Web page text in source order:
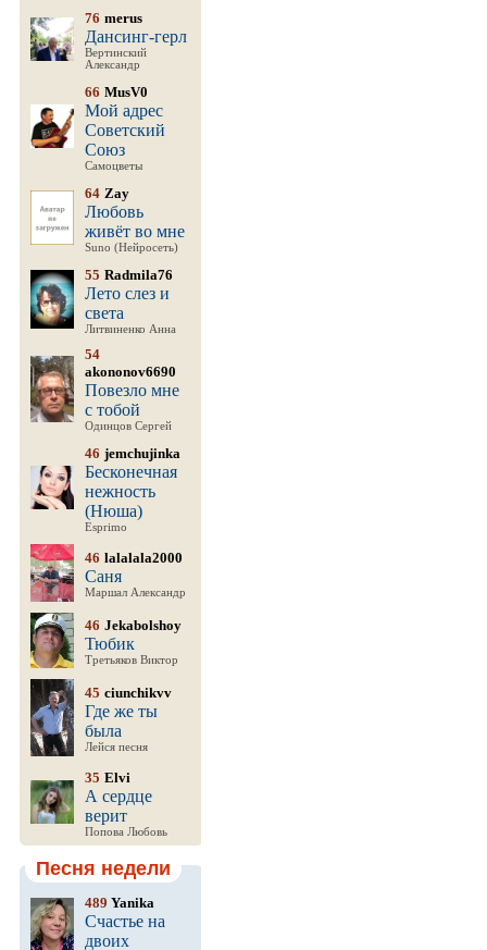
76 merus
Дансинг-герл
Вертинский
Александр
66 MusV0
Мой адрес
Советский
Союз
Самоцветы
64 Zay
Любовь
живёт во мне
Suno (Нейросеть)
55 Radmila76
Лето слез и
света
Литвиненко Анна
54
akononov6690
Повезло мне
с тобой
Одинцов Сергей
46 jemchujinka
Бесконечная
нежность
(Нюша)
Esprimo
46 lalalala2000
Саня
Маршал Александр
46 Jekabolshoy
Тюбик
Третьяков Виктор
45 ciunchikvv
Где же ты
была
Лейся песня
35 Elvi
А сердце
верит
Попова Любовь
Песня недели
489 Yanika
Счастье на
двоих